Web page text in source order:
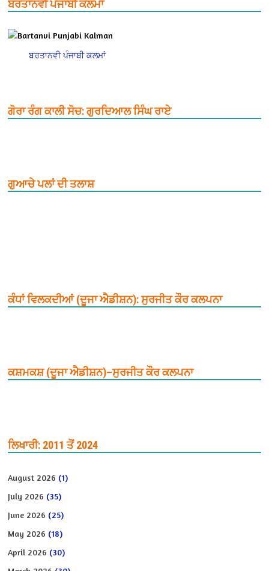
ਬਰਤਾਨਵੀ ਪੰਜਾਬੀ ਕਲਮਾਂ
ਬਰਤਾਨਵੀ ਪੰਜਾਬੀ ਕਲਮਾਂ
ਗੋਰਾ ਰੰਗ ਕਾਲੀ ਸੋਚ: ਗੁਰਦਿਆਲ ਸਿੰਘ ਰਾਏ
ਗੁਆਚੇ ਪਲਾਂ ਦੀ ਤਲਾਸ਼
ਕੰਧਾਂ ਵਿਲਕਦੀਆਂ (ਦੂਜਾ ਐਡੀਸ਼ਨ): ਸੁਰਜੀਤ ਕੌਰ ਕਲਪਨਾ
ਕਸ਼ਮਕਸ਼ (ਦੂਜਾ ਐਡੀਸ਼ਨ)–ਸੁਰਜੀਤ ਕੌਰ ਕਲਪਨਾ
ਲਿਖਾਰੀ: 2011 ਤੋਂ 2024
August 2026 (1)
July 2026 (35)
June 2026 (25)
May 2026 (18)
April 2026 (30)